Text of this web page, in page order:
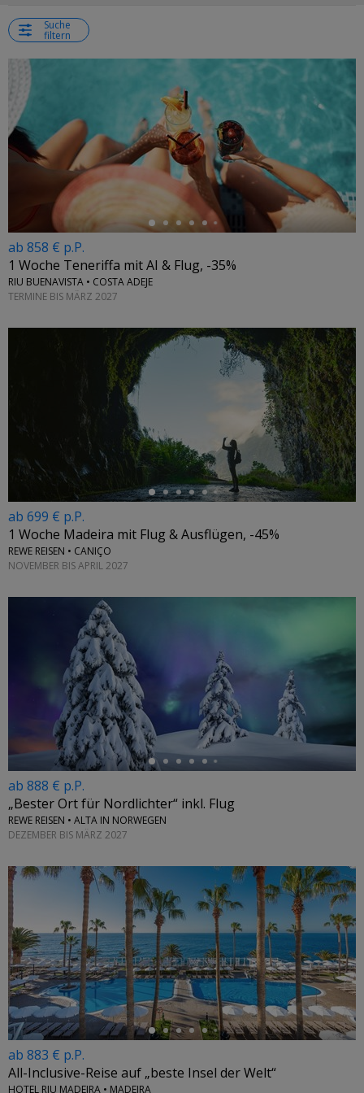
Suche
filtern
←
ab 858 € p.P.
1 Woche Teneriffa mit AI & Flug, -35%
RIU BUENAVISTA • COSTA ADEJE
TERMINE BIS MÄRZ 2027
ab 699 € p.P.
1 Woche Madeira mit Flug & Ausflügen, -45%
REWE REISEN • CANIÇO
NOVEMBER BIS APRIL 2027
ab 888 € p.P.
„Bester Ort für Nordlichter“ inkl. Flug
REWE REISEN • ALTA IN NORWEGEN
DEZEMBER BIS MÄRZ 2027
←
ab 883 € p.P.
All-Inclusive-Reise auf „beste Insel der Welt“
HOTEL RIU MADEIRA • MADEIRA